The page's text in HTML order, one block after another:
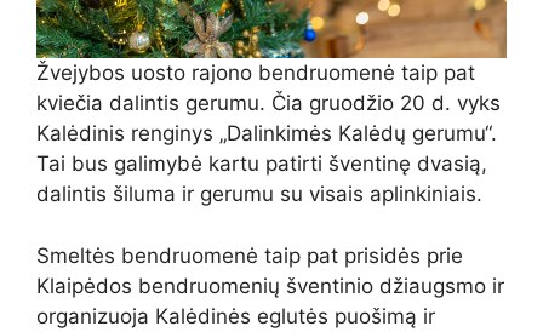
Žvejybos uosto rajono bendruomenė taip pat
kviečia dalintis gerumu. Čia gruodžio 20 d. vyks
Kalėdinis renginys „Dalinkimės Kalėdų gerumu“.
Tai bus galimybė kartu patirti šventinę dvasią,
dalintis šiluma ir gerumu su visais aplinkiniais.
Smeltės bendruomenė taip pat prisidės prie
Klaipėdos bendruomenių šventinio džiaugsmo ir
organizuoja Kalėdinės eglutės puošimą ir